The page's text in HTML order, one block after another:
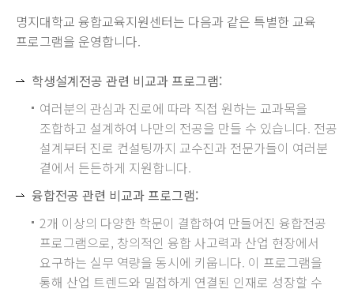
명지대학교 융합교육지원센터는 다음과 같은 특별한 교육
프로그램을 운영합니다.
학생설계전공 관련 비교과 프로그램:
여러분의 관심과 진로에 따라 직접 원하는 교과목을
조합하고 설계하여 나만의 전공을 만들 수 있습니다. 전공
설계부터 진로 컨설팅까지 교수진과 전문가들이 여러분
곁에서 든든하게 지원합니다.
융합전공 관련 비교과 프로그램:
2개 이상의 다양한 학문이 결합하여 만들어진 융합전공
프로그램으로, 창의적인 융합 사고력과 산업 현장에서
요구하는 실무 역량을 동시에 키웁니다. 이 프로그램을
통해 산업 트렌드와 밀접하게 연결된 인재로 성장할 수